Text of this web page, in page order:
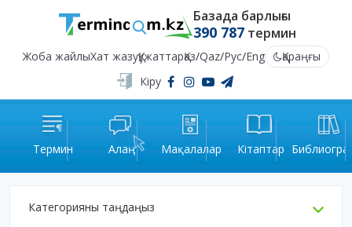
Базада барлығы
390 787термин
Жоба жайлыХат жазуҚұжаттарҚаз/Qaz/Рус/Eng
Қараңғы
Кіру
Термин Алаң Мақалалар Кітаптар
Категорияны таңдаңыз